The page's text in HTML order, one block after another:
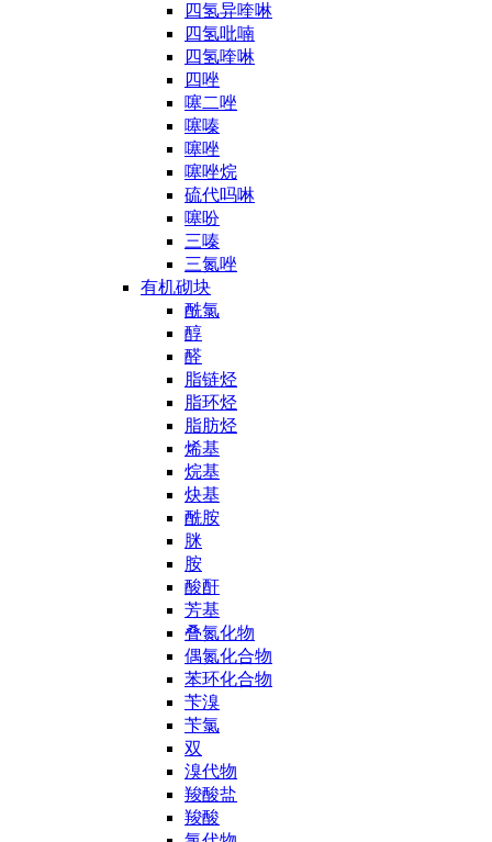
四氢异喹啉
四氢吡喃
四氢喹啉
四唑
噻二唑
噻嗪
噻唑
噻唑烷
硫代吗啉
噻吩
三嗪
三氮唑
有机砌块
酰氯
醇
醛
脂链烃
脂环烃
脂肪烃
烯基
烷基
炔基
酰胺
脒
胺
酸酐
芳基
叠氮化物
偶氮化合物
苯环化合物
苄溴
苄氯
双
溴代物
羧酸盐
羧酸